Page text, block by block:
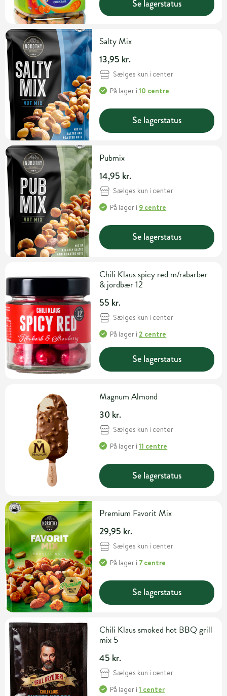
Se lagerstatus
Salty Mix
13,95 kr.
Sælges kun i center
På lager i10 centre
Se lagerstatus
Pubmix
14,95 kr.
Sælges kun i center
På lager i 9 centre
Se lagerstatus
Chili Klaus spicy red m/rabarber
& jordbær 12
55 kr.
Sælges kun i center
På lager i2 centre
Se lagerstatus
Magnum Almond
30 kr.
Sælges kun i center
På lager i11 centre
Se lagerstatus
Premium Favorit Mix
29,95 kr.
Sælges kun i center
På lager i 7 centre
Se lagerstatus
Chili Klaus smoked hot BBQ grill
mix 5
45 kr.
Sælges kun i center
På lager i1 center